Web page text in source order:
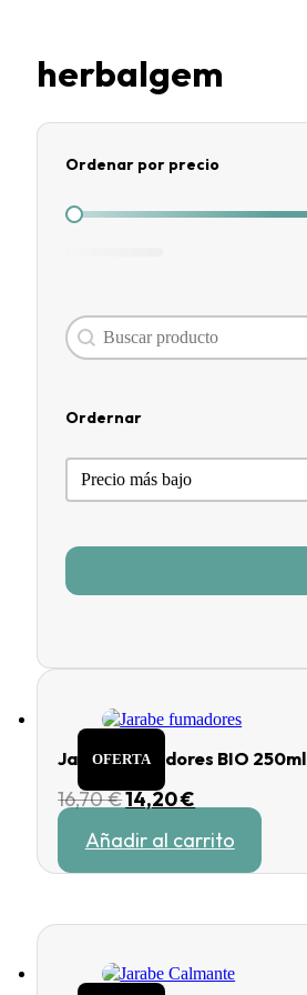
herbalgem
Ordenar por precio
Ordenar por precio
Buscador
Search content
Ordernar
Ordernar
Ordernar
OFERTA
Jarabe fumadores BIO 250ml
16,70€El
original
era:
14,20€
actual
es:
Añadir al carrito